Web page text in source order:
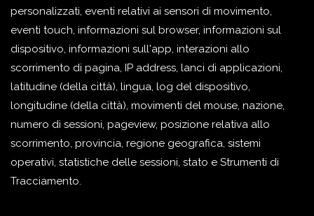
personalizzati, eventi relativi ai sensori di movimento,
eventi touch, informazioni sul browser, informazioni sul
dispositivo, informazioni sull'app, interazioni allo
scorrimento di pagina, IP address, lanci di applicazioni,
latitudine (della città), lingua, log del dispositivo,
longitudine (della città), movimenti del mouse, nazione,
numero di sessioni, pageview, posizione relativa allo
scorrimento, provincia, regione geografica, sistemi
operativi, statistiche delle sessioni, stato e Strumenti di
Tracciamento.